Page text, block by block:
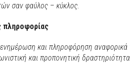
σαν φαύλος – κύκλος.
πληροφορίας
και πληροφόρηση
και προπονητική